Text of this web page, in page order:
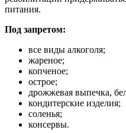
питания.
Под запретом:
все виды алкоголя;
жареное;
копченое;
острое;
дрожжевая выпечка,
кондитерские изделия;
соленья;
консервы.